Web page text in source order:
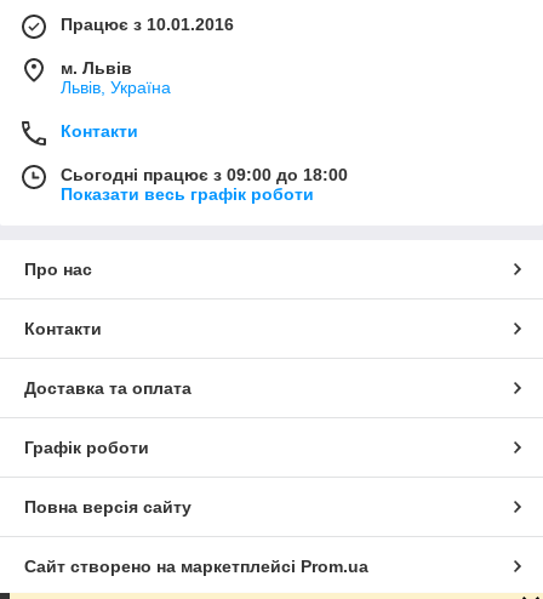
Працює з 10.01.2016
м. Львів
Львів, Україна
Контакти
Сьогодні працює з 09:00 до 18:00
Показати весь графік роботи
Про нас
Контакти
Доставка та оплата
Графік роботи
Повна версія сайту
Сайт створено на маркетплейсі Prom.ua